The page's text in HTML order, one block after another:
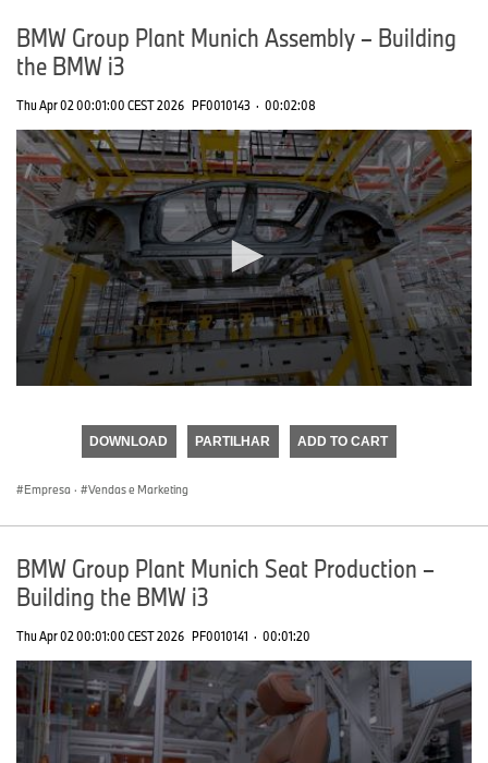
BMW Group Plant Munich Assembly – Building
the BMW i3
Thu Apr 02 00:01:00 CEST 2026 PF0010143 · 00:02:08
DOWNLOAD PARTILHAR ADD TO CART
Empresa · Vendas e Marketing
BMW Group Plant Munich Seat Production –
Building the BMW i3
Thu Apr 02 00:01:00 CEST 2026 PF0010141 · 00:01:20